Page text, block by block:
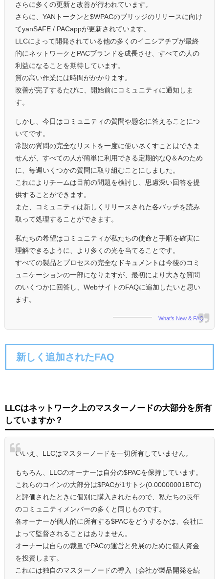
さらに多くの更新と改善が行われています。
さらに、YANトークンと$WPACのブリッジのリリースに向け
てyanSAFE / PACappが更新されています。
LLCによって開発されている他の多くのイニシアチブが最終
的にネットワークとPACブランドを成長させ、すべての人の
利益になることを期待しています。
質の高い作業には時間がかかります。
改善が完了するたびに、開始前にコミュニティに通知しま
す。
しかし、今日はコミュニティの質問や懸念に答えることにつ
いてです。
常設の質問の完全なリストを一度に使い尽くすことはできま
せんが、すべての人が簡単に利用できる定期的なQ＆Aのため
に、毎週いくつかの質問に取り組むことにしました。
これによりチームは目前の問題を検討し、思慮深い回答を提
供することができます。
また、コミュニティは新しくリリースされた各バッチを読み
取って処理することができます。
私たちの希望はコミュニティが私たちの使命と手順を確実に
理解できるように、より多くの光を当てることです。
すべての製品とプロセスの完全なドキュメントは今後のコミ
ュニケーションの一部になりますが、最初により大きな質問
のいくつかに回答し、WebサイトのFAQに追加したいと思い
ます。
What’s New & FAQ
新しく追加されたFAQ
LLCはネットワーク上のマスターノードの大部分を所有
していますか？
いいえ、LLCはマスターノードを一切所有していません。
もちろん、LLCのオーナーは自分の$PACを保持しています。
これらのコインの大部分は$PACが1サトシ(0.00000001BTC)
と評価されたときに個別に購入されたもので、私たちの長年
のコミュニティメンバーの多くと同じものです。
各オーナーが個人的に所有する$PACをどうするかは、会社に
よって監督されることはありません。
オーナーは自らの裁量でPACの運営と発展のために個人資金
を投資します。
これには独自のマスターノードの導入（会社が製品開発を続